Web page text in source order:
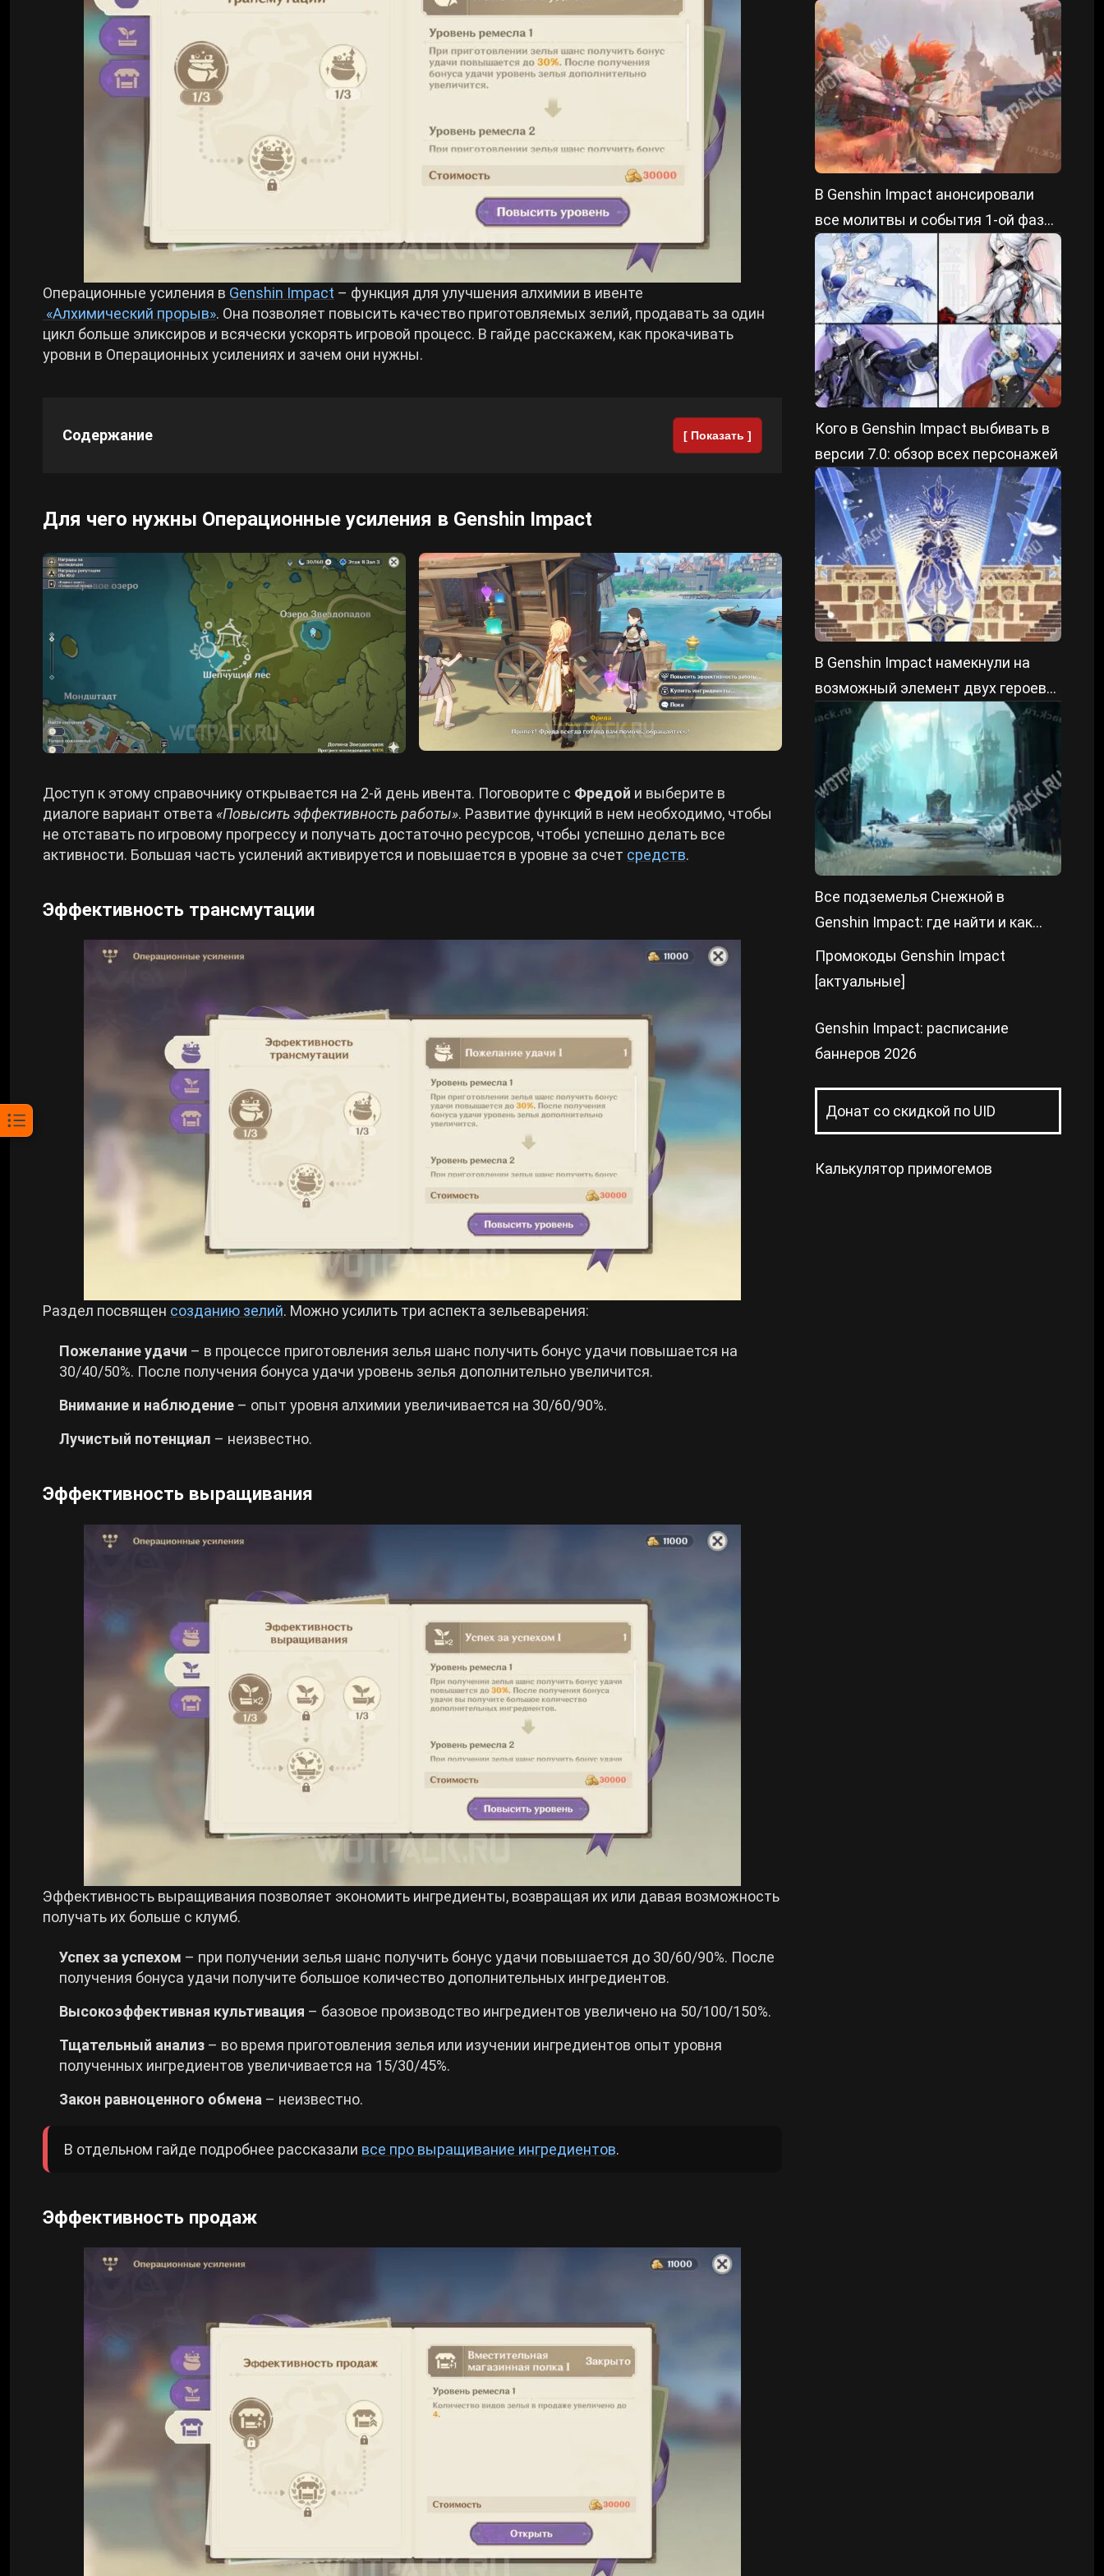
Crimson Desert
Zenless Zone Zero
Kingdom Come: Deliverance 2
Wuthering Waves
Roblox
Hogwarts Legacy
Билды Arknights: Endfield
Билды Wuthering Waves
Билды Cyberpunk 2077
Билды Path of Exile 2
Операционные усиления в Genshin Impact – функция для улучшения алхимии в ивенте
«Алхимический прорыв». Она позволяет повысить качество приготовляемых зелий, продавать за один
цикл больше эликсиров и всячески ускорять игровой процесс. В гайде расскажем, как прокачивать
уровни в Операционных усилениях и зачем они нужны.
Содержание [ Показать ]
Для чего нужны Операционные усиления в Genshin Impact
Доступ к этому справочнику открывается на 2-й день ивента. Поговорите с Фредой и выберите в
диалоге вариант ответа «‎Повысить эффективность работы»‎. Развитие функций в нем необходимо, чтобы
не отставать по игровому прогрессу и получать достаточно ресурсов, чтобы успешно делать все
активности. Большая часть усилений активируется и повышается в уровне за счет средств.
Эффективность трансмутации
Раздел посвящен созданию зелий. Можно усилить три аспекта зельеварения:
Пожелание удачи – в процессе приготовления зелья шанс получить бонус удачи повышается на
30/40/50%. После получения бонуса удачи уровень зелья дополнительно увеличится.
Внимание и наблюдение – опыт уровня алхимии увеличивается на 30/60/90%.
Лучистый потенциал – неизвестно.
Эффективность выращивания
Эффективность выращивания позволяет экономить ингредиенты, возвращая их или давая возможность
получать их больше с клумб.
Успех за успехом – при получении зелья шанс получить бонус удачи повышается до 30/60/90%. После
получения бонуса удачи получите большое количество дополнительных ингредиентов.
Высокоэффективная культивация – базовое производство ингредиентов увеличено на 50/100/150%.
Тщательный анализ – во время приготовления зелья или изучении ингредиентов опыт уровня
полученных ингредиентов увеличивается на 15/30/45%.
Закон равноценного обмена – неизвестно.
В отдельном гайде подробнее рассказали все про выращивание ингредиентов.
Эффективность продаж
тома заданий Архонтов
В Genshin Impact анонсировали
все молитвы и события 1-ой фазы
патча 7.0
Кого в Genshin Impact выбивать в
версии 7.0: обзор всех персонажей
В Genshin Impact намекнули на
возможный элемент двух героев
Крио региона
Все подземелья Снежной в
Genshin Impact: где найти и как
пройти
Промокоды Genshin Impact
[актуальные]
Genshin Impact: расписание
баннеров 2026
Донат со скидкой по UID
Калькулятор примогемов